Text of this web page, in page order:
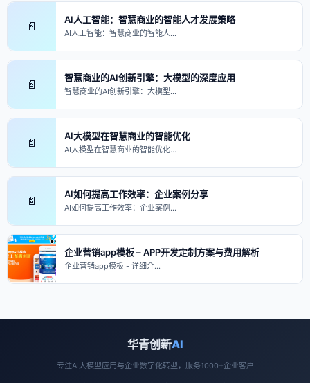
📄 AI人工智能：智慧商业的智能人才发展策略
AI人工智能：智慧商业的智能人…
📄 智慧商业的AI创新引擎：大模型的深度应用
智慧商业的AI创新引擎：大模型…
📄 AI大模型在智慧商业的智能优化
AI大模型在智慧商业的智能优化…
📄 AI如何提高工作效率：企业案例分享
AI如何提高工作效率：企业案例…
企业营销app模板 – APP开发定制方案与费用解析
企业营销app模板 - 详细介…
华青创新AI
专注AI大模型应用与企业数字化转型，服务1000+企业客户